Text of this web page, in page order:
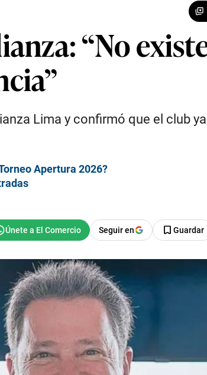
“No
Lima y confirmó que el club
Apertura 2026?
Seguir en Guardar